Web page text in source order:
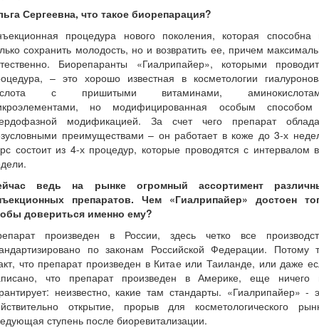
Сергеевна, что такое биорепарация?
процедура нового поколения, которая способна
сохранить молодость, но и возвратить ее, причем
Биорепаранты «Гиалрипайер», которыми
– это хорошо известная в косметологии
с пришитыми витаминами,
но модифицированная особым
модификацией. За счет чего препарат
преимуществами – он работает в коже до 3-х
состоит из 4-х процедур, которые проводятся с интервалом
ведь на рынке огромный ассортимент
препаратов. Чем «Гиалрипайер» достоен
довериться именно ему?
произведен в России, здесь четко все
по законам Российской Федерации. Потому
что препарат произведен в Китае или Таиланде, или даже
что препарат произведен в Америке, еще ничего
неизвестно, какие там стандарты. «Гиалрипайер» -
открытие, прорыв для косметологического
ступень после биоревитализации.